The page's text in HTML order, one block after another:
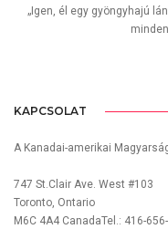
„Igen, él egy gyöngyhajú
KAPCSOLAT
A Kanadai-amerikai
747 St.Clair Ave. West #103
Toronto, Ontario
M6C 4A4 CanadaTel.: 416-